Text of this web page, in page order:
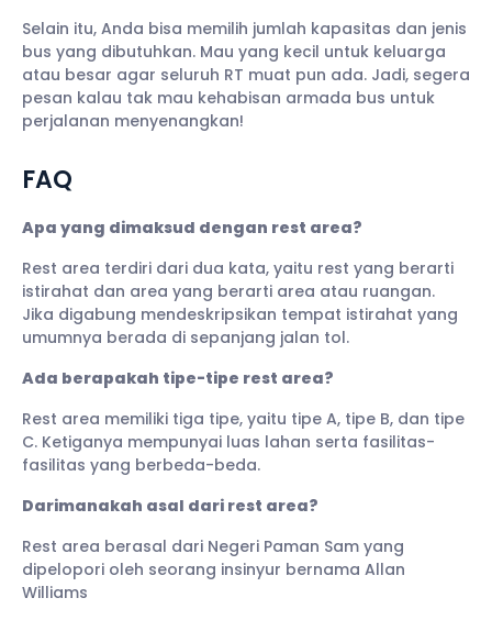
Selain itu, Anda bisa memilih jumlah kapasitas dan jenis
bus yang dibutuhkan. Mau yang kecil untuk keluarga
atau besar agar seluruh RT muat pun ada. Jadi, segera
pesan kalau tak mau kehabisan armada bus untuk
perjalanan menyenangkan!
FAQ
Apa yang dimaksud dengan rest area?
Rest area terdiri dari dua kata, yaitu rest yang berarti
istirahat dan area yang berarti area atau ruangan.
Jika digabung mendeskripsikan tempat istirahat yang
umumnya berada di sepanjang jalan tol.
Ada berapakah tipe-tipe rest area?
Rest area memiliki tiga tipe, yaitu tipe A, tipe B, dan tipe
C. Ketiganya mempunyai luas lahan serta fasilitas-
fasilitas yang berbeda-beda.
Darimanakah asal dari rest area?
Rest area berasal dari Negeri Paman Sam yang
dipelopori oleh seorang insinyur bernama Allan
Williams